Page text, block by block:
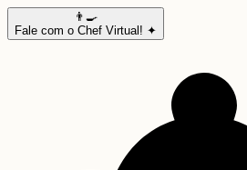
👨‍🍳
Fale com o Chef Virtual! ✦